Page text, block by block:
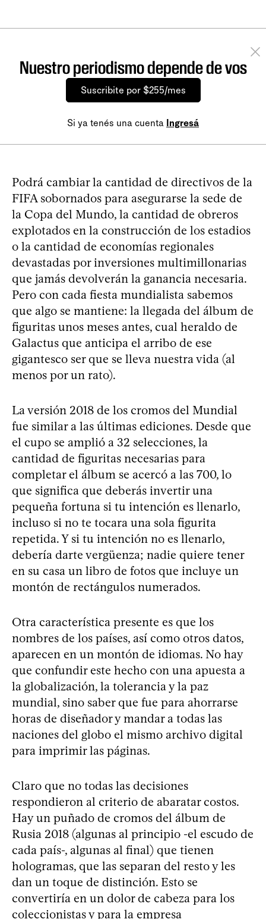
Nuestro periodismo depende de vos
Suscribite por $255/mes
Si ya tenés una cuenta Ingresá
Podrá cambiar la cantidad de directivos de la
FIFA sobornados para asegurarse la sede de
la Copa del Mundo, la cantidad de obreros
explotados en la construcción de los estadios
o la cantidad de economías regionales
devastadas por inversiones multimillonarias
que jamás devolverán la ganancia necesaria.
Pero con cada fiesta mundialista sabemos
que algo se mantiene: la llegada del álbum de
figuritas unos meses antes, cual heraldo de
Galactus que anticipa el arribo de ese
gigantesco ser que se lleva nuestra vida (al
menos por un rato).
La versión 2018 de los cromos del Mundial
fue similar a las últimas ediciones. Desde que
el cupo se amplió a 32 selecciones, la
cantidad de figuritas necesarias para
completar el álbum se acercó a las 700, lo
que significa que deberás invertir una
pequeña fortuna si tu intención es llenarlo,
incluso si no te tocara una sola figurita
repetida. Y si tu intención no es llenarlo,
debería darte vergüenza; nadie quiere tener
en su casa un libro de fotos que incluye un
montón de rectángulos numerados.
Otra característica presente es que los
nombres de los países, así como otros datos,
aparecen en un montón de idiomas. No hay
que confundir este hecho con una apuesta a
la globalización, la tolerancia y la paz
mundial, sino saber que fue para ahorrarse
horas de diseñador y mandar a todas las
naciones del globo el mismo archivo digital
para imprimir las páginas.
Claro que no todas las decisiones
respondieron al criterio de abaratar costos.
Hay un puñado de cromos del álbum de
Rusia 2018 (algunas al principio -el escudo de
cada país-, algunas al final) que tienen
hologramas, que las separan del resto y les
dan un toque de distinción. Esto se
convertiría en un dolor de cabeza para los
coleccionistas y para la empresa